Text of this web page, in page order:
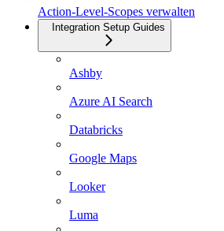
Action-Level-Scopes verwalten
Integration Setup Guides
Ashby
Azure AI Search
Databricks
Google Maps
Looker
Luma